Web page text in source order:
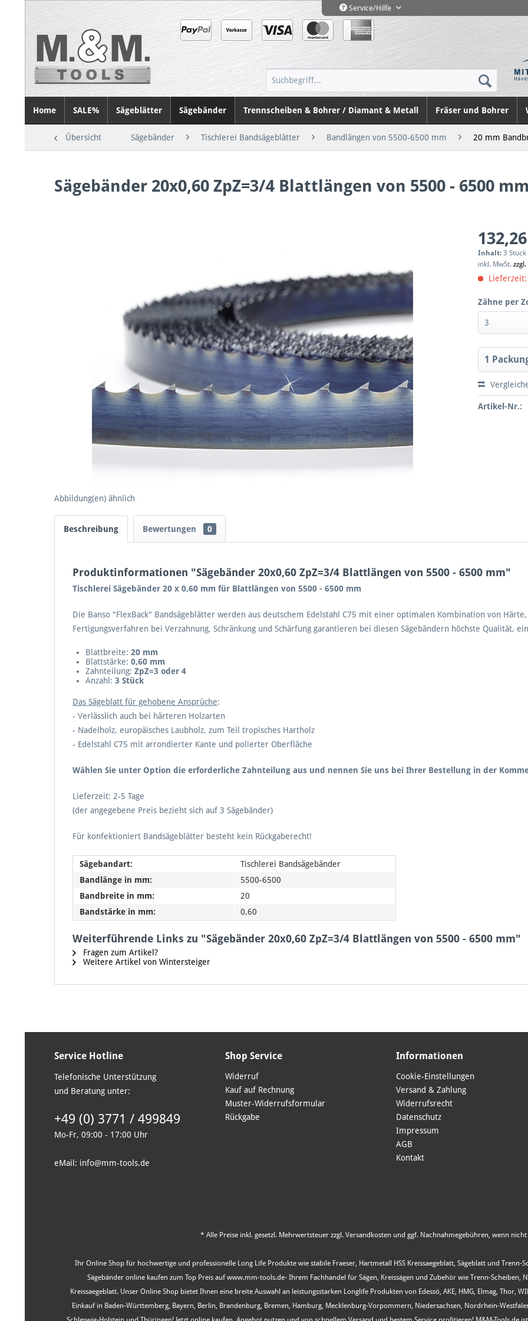
Service/Hilfe
Home SALE% Sägeblätter Sägebänder Trennscheiben & Bohrer / Diamant & Metall Fräser und Bohrer
Übersicht Sägebänder Tischlerei Bandsägeblätter Bandlängen von 5500-6500 mm 20 mm
Sägebänder 20x0,60 ZpZ=3/4 Blattlängen von 5500 - 6500 mm
Abbildung(en) ähnlich
Inhalt:3
inkl. MwSt.
Lieferzeit:
Zähne per
Artikel-Nr.:
Beschreibung Bewertungen 0
Produktinformationen "Sägebänder 20x0,60 ZpZ=3/4 Blattlängen von 5500 - 6500 mm"
Tischlerei Sägebänder 20 x 0,60 mm für Blattlängen von 5500 - 6500 mm
Die Banso "FlexBack" Bandsägeblätter werden aus deutschem Edelstahl C75 mit einer optimalen Kombination von
Fertigungsverfahren bei Verzahnung, Schränkung und Schärfung garantieren bei diesen Sägebändern höchste Qualität,
Blattbreite: 20 mm
Blattstärke: 0,60 mm
Zahnteilung: ZpZ=3 oder 4
Anzahl: 3 Stück
Das Sägeblatt für gehobene Ansprüche:
- Verlässlich auch bei härteren Holzarten
- Nadelholz, europäisches Laubholz, zum Teil tropisches Hartholz
- Edelstahl C75 mit arrondierter Kante und polierter Oberfläche
Wählen Sie unter Option die erforderliche Zahnteilung aus und nennen Sie uns bei Ihrer Bestellung in der
Lieferzeit: 2-5 Tage
(der angegebene Preis bezieht sich auf 3 Sägebänder)
Für konfektioniert Bandsägeblätter besteht kein Rückgaberecht!
Sägebandart:
Tischlerei Bandsägebänder
Bandlänge in mm:
5500-6500
Bandbreite in mm:
20
Bandstärke in mm:
0,60
Weiterführende Links zu "Sägebänder 20x0,60 ZpZ=3/4 Blattlängen von 5500 - 6500 mm"
Fragen zum Artikel?
Weitere Artikel von Wintersteiger
Service Hotline
Telefonische Unterstützung
und Beratung unter:
+49 (0) 3771 / 499849
Mo-Fr, 09:00 - 17:00 Uhr
eMail: info@mm-tools.de
Shop Service
Widerruf
Kauf auf Rechnung
Muster-Widerrufsformular
Rückgabe
Informationen
Cookie-Einstellungen
Versand & Zahlung
Widerrufsrecht
Datenschutz
Impressum
AGB
Kontakt
* Alle Preise inkl. gesetzl. Mehrwertsteuer zzgl. Versandkosten und ggf. Nachnahmegebühren, wenn
Ihr Online Shop für hochwertige und professionelle Long Life Produkte wie stabile Fraeser, Hartmetall HSS Kreissaegeblatt, Sägeblatt und Trenn-
Sägebänder online kaufen zum Top Preis auf www.mm-tools.de- Ihrem Fachhandel für Sägen, Kreissägen und Zubehör wie Trenn-Scheiben,
Kreissaegeblatt. Unser Online Shop bietet Ihnen eine breite Auswahl an leistungsstarken Longlife Produkten von Edessö, AKE, HMG, Elmag, Thor,
Einkauf in Baden-Württemberg, Bayern, Berlin, Brandenburg, Bremen, Hamburg, Mecklenburg-Vorpommern, Niedersachsen, Nordrhein-